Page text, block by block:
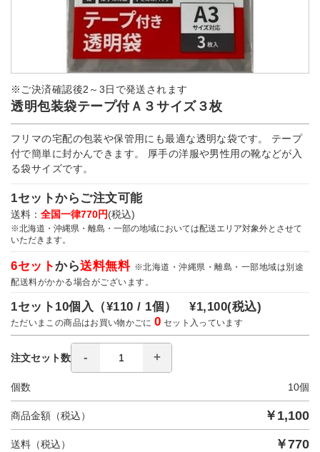
※ご決済確認後2～3日で発送されます
透明包装袋テープ付Ａ３サイズ３枚
フリマの宅配の包装や保管用にも最適な透明な袋です。 テープ
付で簡単に封かんできます。 厚手の洋服や男性用の靴などが入
る袋サイズです。
1セットからご注文可能
送料： 全国一律770円(税込)
※北海道・沖縄県・離島・一部の地域においては配送エリア対象外とさせて
いただきます。
6セットから送料無料 ※北海道・沖縄県・離島・一部地域は別途
配送料がかかる場合がございます。
1セット10個入（¥110 / 1個）¥1,100(税込)
ただいまこの商品はお買い物かごに0 セット入っています
注文セット数
個数 10個
商品金額（税込） ￥ 1,100
送料（税込） ￥770